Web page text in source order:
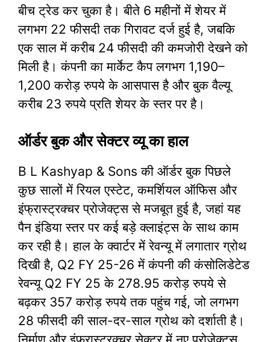
बीच ट्रेड कर चुका है। बीते 6 महीनों में शेयर में
लगभग 22 फीसदी तक गिरावट दर्ज हुई है, जबकि
एक साल में करीब 24 फीसदी की कमजोरी देखने को
मिली है। कंपनी का मार्केट कैप लगभग 1,190–
1,200 करोड़ रुपये के आसपास है और बुक वैल्यू
करीब 23 रुपये प्रति शेयर के स्तर पर है।
ऑर्डर बुक और सेक्टर व्यू का हाल
B L Kashyap & Sons की ऑर्डर बुक पिछले
कुछ सालों में रियल एस्टेट, कमर्शियल ऑफिस और
इंफ्रास्ट्रक्चर प्रोजेक्ट्स से मजबूत हुई है, जहां यह
पैन इंडिया स्तर पर कई बड़े क्लाइंट्स के साथ काम
कर रही है। हाल के क्वार्टर में रेवन्यू में लगातार ग्रोथ
दिखी है, Q2 FY 25-26 में कंपनी की कंसोलिडेटेड
रेवन्यू Q2 FY 25 के 278.95 करोड़ रुपये से
बढ़कर 357 करोड़ रुपये तक पहुंच गई, जो लगभग
28 फीसदी की साल-दर-साल ग्रोथ को दर्शाती है।